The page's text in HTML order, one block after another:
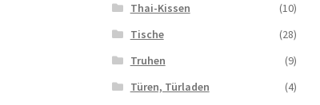
Thai-Kissen
(10)
Tische
(28)
Truhen
(9)
Türen, Türladen
(4)